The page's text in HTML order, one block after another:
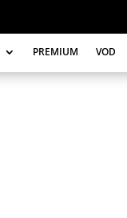
PREMIUM VOD